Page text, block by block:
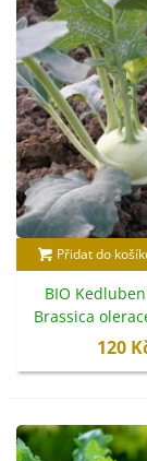
Přidat do
BIO
Brassica
gongylodes -
120